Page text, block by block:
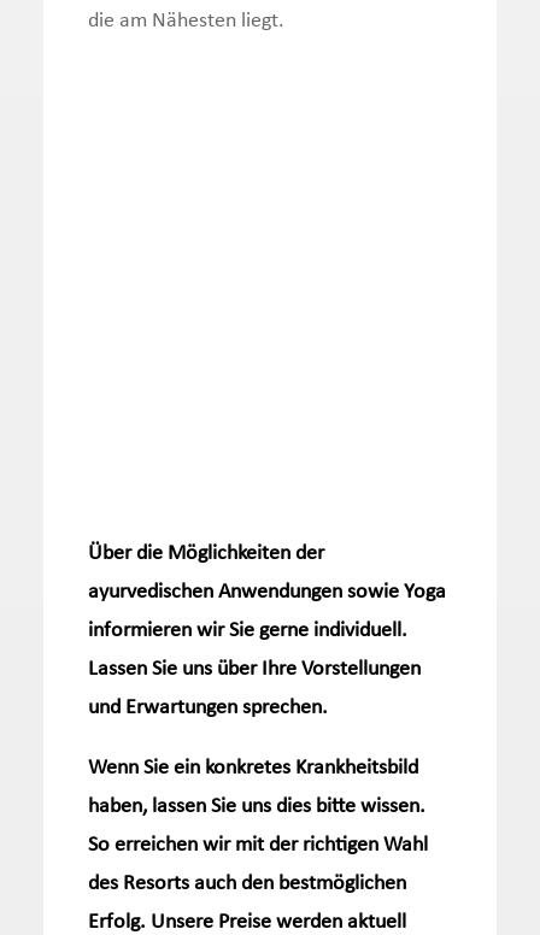
die am Nähesten liegt.
Über die Möglichkeiten der
ayurvedischen Anwendungen sowie Yoga
informieren wir Sie gerne individuell.
Lassen Sie uns über Ihre Vorstellungen
und Erwartungen sprechen.
Wenn Sie ein konkretes Krankheitsbild
haben, lassen Sie uns dies bitte wissen.
So erreichen wir mit der richtigen Wahl
des Resorts auch den bestmöglichen
Erfolg. Unsere Preise werden aktuell